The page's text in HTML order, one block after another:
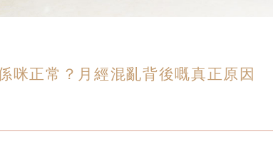
咪正常？月經混亂背後嘅真正原因